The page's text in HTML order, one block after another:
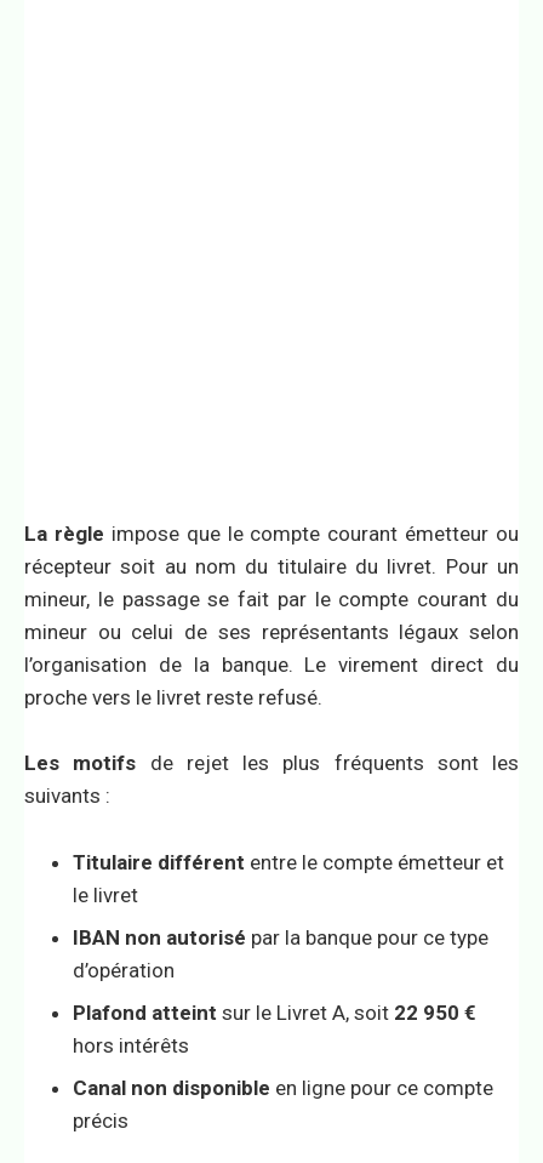
La règle impose que le compte courant émetteur ou
récepteur soit au nom du titulaire du livret. Pour un
mineur, le passage se fait par le compte courant du
mineur ou celui de ses représentants légaux selon
l’organisation de la banque. Le virement direct du
proche vers le livret reste refusé.
Les motifs de rejet les plus fréquents sont les
suivants :
Titulaire différent entre le compte émetteur et
le livret
IBAN non autorisé par la banque pour ce type
d’opération
Plafond atteint sur le Livret A, soit 22 950 €
hors intérêts
Canal non disponible en ligne pour ce compte
précis